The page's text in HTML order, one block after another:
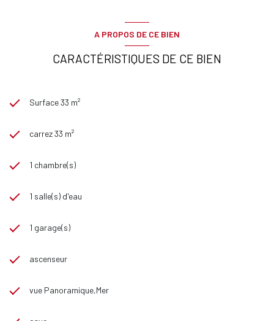
A PROPOS DE CE BIEN
CARACTÉRISTIQUES DE CE BIEN
Surface 33 m²
carrez 33 m²
1 chambre(s)
1 salle(s) d'eau
1 garage(s)
ascenseur
vue Panoramique,Mer